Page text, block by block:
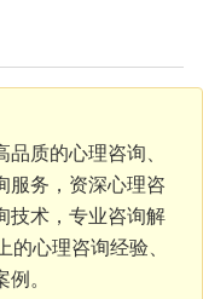
质的心理咨询、
服务，资深心理咨
技术，专业咨询解
心理咨询经验、
。